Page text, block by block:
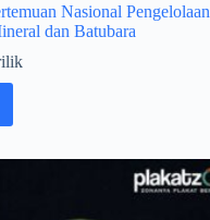
Nasional Pengelolaan
dan Batubara